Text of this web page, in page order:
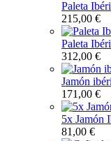
Paleta
215,00 €
Paleta
312,00 €
Jamón
171,00 €
5x Jamón
81,00 €